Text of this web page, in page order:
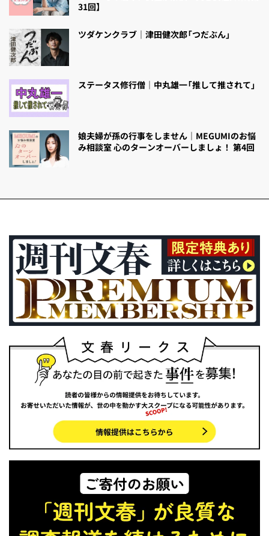
31回】
ツダケンクラブ｜津田健次郎「つだぶん」
ステータス修行僧｜中丸雄一「推して推されて」
娘夫婦が孫の行事をしません｜MEGUMIのお悩
み相談室 心のターンオーバーしましょ！ 第4回